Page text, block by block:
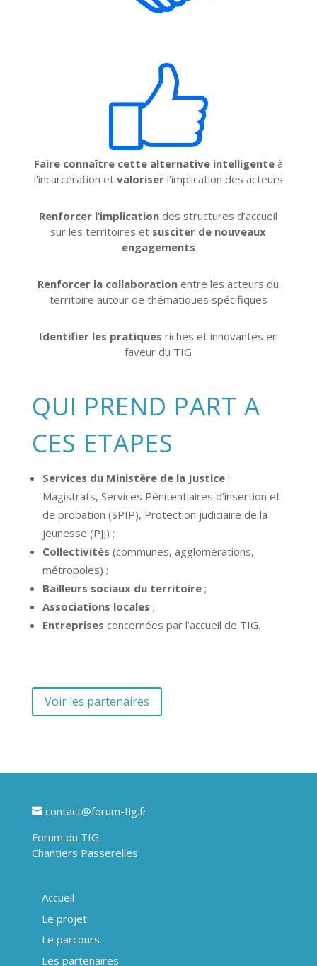
Faire connaître cette alternative intelligenteà
l’incarcération et valoriserl’implication des acteurs
Renforcer l’implication des structures d’accueil
sur les territoires et susciter de nouveaux
engagements
Renforcer la collaboration entre les acteurs du
territoire autour de thématiques spécifiques
Identifier les pratiques riches et innovantes en
faveur du TIG
QUI PREND PART A
CES ETAPES
Services du Ministère de la Justice:
Magistrats, Services Pénitentiaires d’insertion et
de probation (SPIP), Protection judiciaire de la
jeunesse (PJJ) ;
Collectivités (communes, agglomérations,
métropoles) ;
Bailleurs sociaux du territoire;
Associations locales ;
Entreprises concernées par l’accueil de TIG.
Voir les partenaires
contact@forum-tig.fr
Forum du TIG
Chantiers Passerelles
Accueil
Le projet
Le parcours
Les partenaires